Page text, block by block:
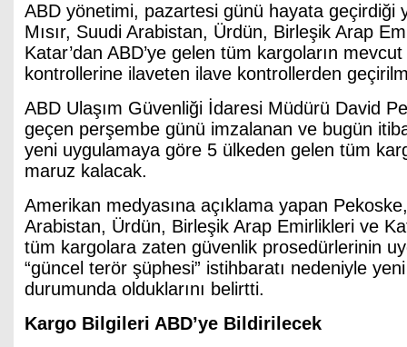
ABD yönetimi, pazartesi günü hayata geçirdiği
Mısır, Suudi Arabistan, Ürdün, Birleşik Arap
Katar’dan ABD’ye gelen tüm kargoların
kontrollerine ilaveten ilave kontrollerden
ABD Ulaşım Güvenliği İdaresi Müdürü David
geçen perşembe günü imzalanan ve bugün
yeni uygulamaya göre 5 ülkeden gelen tüm
maruz kalacak.
Amerikan medyasına açıklama yapan
Arabistan, Ürdün, Birleşik Arap Emirlikleri ve
tüm kargolara zaten güvenlik prosedürlerinin
“güncel terör şüphesi” istihbaratı nedeniyle
durumunda olduklarını belirtti.
Kargo Bilgileri ABD’ye Bildirilecek